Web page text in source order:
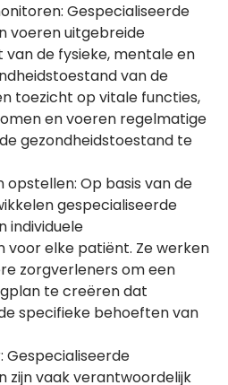
Gespecialiseerde
voeren uitgebreide
van de fysieke, mentale en
van de
toezicht op vitale functies,
en voeren regelmatige
gezondheidstoestand te
opstellen: Op basis van de
gespecialiseerde
individuele
voor elke patiënt. Ze werken
zorgverleners om een
te creëren dat
specifieke behoeften van
Gespecialiseerde
zijn vaak verantwoordelijk